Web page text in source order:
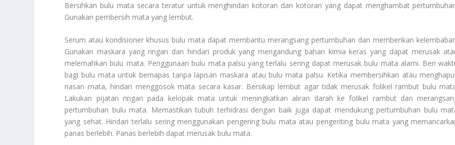
Bersihkan bulu mata secara teratur untuk menghindari kotoran dan kotoran yang dapat menghambat
Gunakan pembersih mata yang lembut.
Serum atau kondisioner khusus bulu mata dapat membantu merangsang pertumbuhan dan memberikan
Gunakan maskara yang ringan dan hindari produk yang mengandung bahan kimia keras yang dapat merusak
melemahkan bulu mata. Penggunaan bulu mata palsu yang terlalu sering dapat merusak bulu mata alami. Beri
bagi bulu mata untuk bernapas tanpa lapisan maskara atau bulu mata palsu. Ketika membersihkan atau
riasan mata, hindari menggosok mata secara kasar. Bersikap lembut agar tidak merusak folikel rambut bulu
Lakukan pijatan ringan pada kelopak mata untuk meningkatkan aliran darah ke folikel rambut dan
pertumbuhan bulu mata. Memastikan tubuh terhidrasi dengan baik juga dapat mendukung pertumbuhan bulu
yang sehat. Hindari terlalu sering menggunakan pengering bulu mata atau pengeriting bulu mata yang
panas berlebih. Panas berlebih dapat merusak bulu mata.